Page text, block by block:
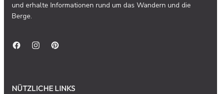
und erhalte Informationen rund um das Wandern und die
Berge.
NÜTZLICHE LINKS